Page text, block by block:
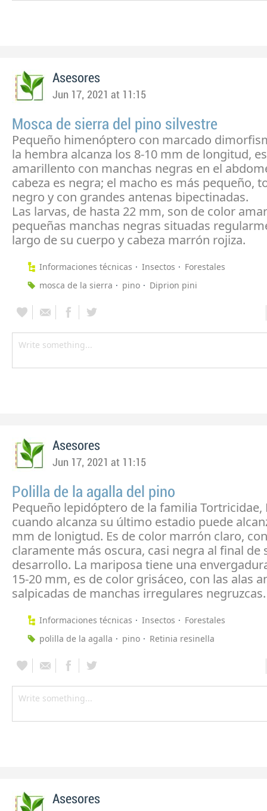
Asesores
Jun 17, 2021 at 11:15
Mosca de sierra del pino silvestre
Pequeño himenóptero con marcado
la hembra alcanza los 8-10 mm de longitud,
amarillento con manchas negras en el
cabeza es negra; el macho es más pequeño,
negro y con grandes antenas bipectinadas.
Las larvas, de hasta 22 mm, son de color
pequeñas manchas negras situadas
largo de su cuerpo y cabeza marrón rojiza.
Informaciones técnicas Insectos
Forestales
mosca de la sierra
pino Diprion pini
Asesores
Jun 17, 2021 at 11:15
Polilla de la agalla del pino
Pequeño lepidóptero de la familia Tortricidae,
cuando alcanza su último estadio puede
mm de lonigtud. Es de color marrón claro,
claramente más oscura, casi negra al final de
desarrollo. La mariposa tiene una
15-20 mm, es de color grisáceo, con las alas
salpicadas de manchas irregulares
Informaciones técnicas Insectos
Forestales
polilla de la agalla
pino Retinia resinella
Asesores